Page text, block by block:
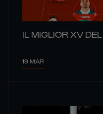
IL MIGLIOR XV
19 MAR